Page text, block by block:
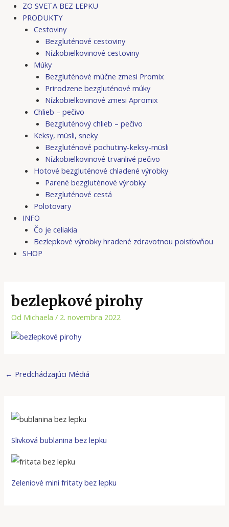
ZO SVETA BEZ LEPKU
PRODUKTY
Cestoviny
Bezgluténové cestoviny
Nízkobielkovinové cestoviny
Múky
Bezgluténové múčne zmesi Promix
Prirodzene bezgluténové múky
Nízkobielkovinové zmesi Apromix
Chlieb – pečivo
Bezgluténový chlieb – pečivo
Keksy, müsli, sneky
Bezgluténové pochutiny-keksy-müsli
Nízkobielkovinové trvanlivé pečivo
Hotové bezgluténové chladené výrobky
Parené bezgluténové výrobky
Bezgluténové cestá
Polotovary
INFO
Čo je celiakia
Bezlepkové výrobky hradené zdravotnou poisťovňou
SHOP
bezlepkové pirohy
Od Michaela/ 2. novembra 2022
← Predchádzajúci Médiá
Slivková bublanina bez lepku
Zeleniové mini fritaty bez lepku